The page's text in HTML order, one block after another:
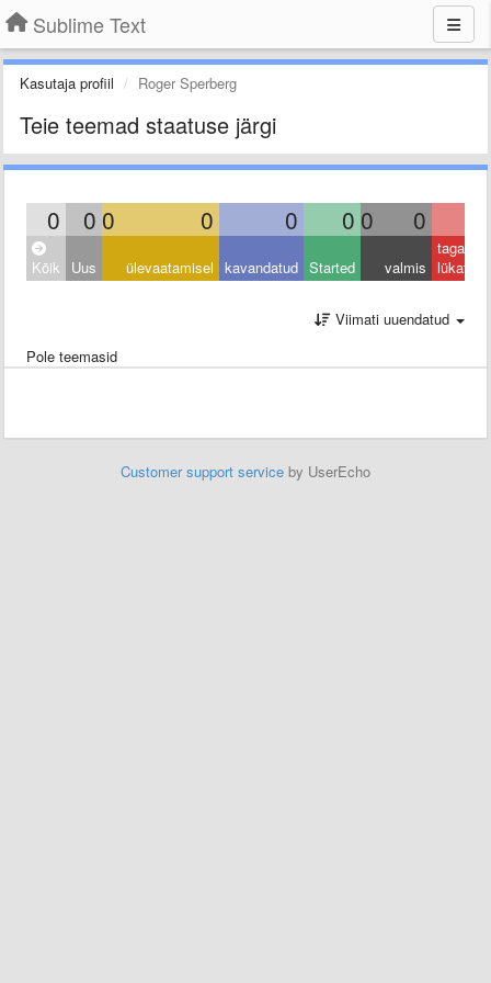
Sublime Text
Kasutaja profiil Roger Sperberg
Teie teemad staatuse järgi
0 0 0 0 0 0 0 0
Kõik Uus ülevaatamisel kavandatud Started valmis
tagasi
lükatud
Viimati uuendatud
Pole teemasid
Customer support service by UserEcho